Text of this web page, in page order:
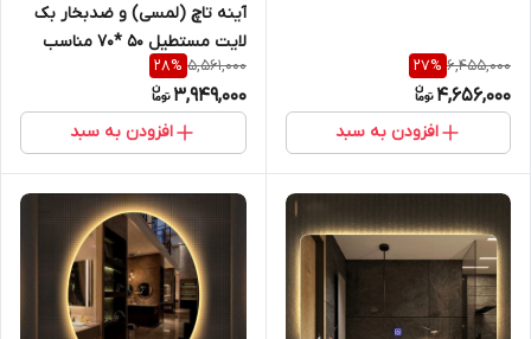
6,455,000
27%
4,656,000
افزودن به سبد
آینه تاچ (لمسی) و ضدبخار بک
لایت مستطیل 50 *70 مناسب
سرویس روشویی و اینه کنسول
5,561,000
28%
3,949,000
افزودن به سبد